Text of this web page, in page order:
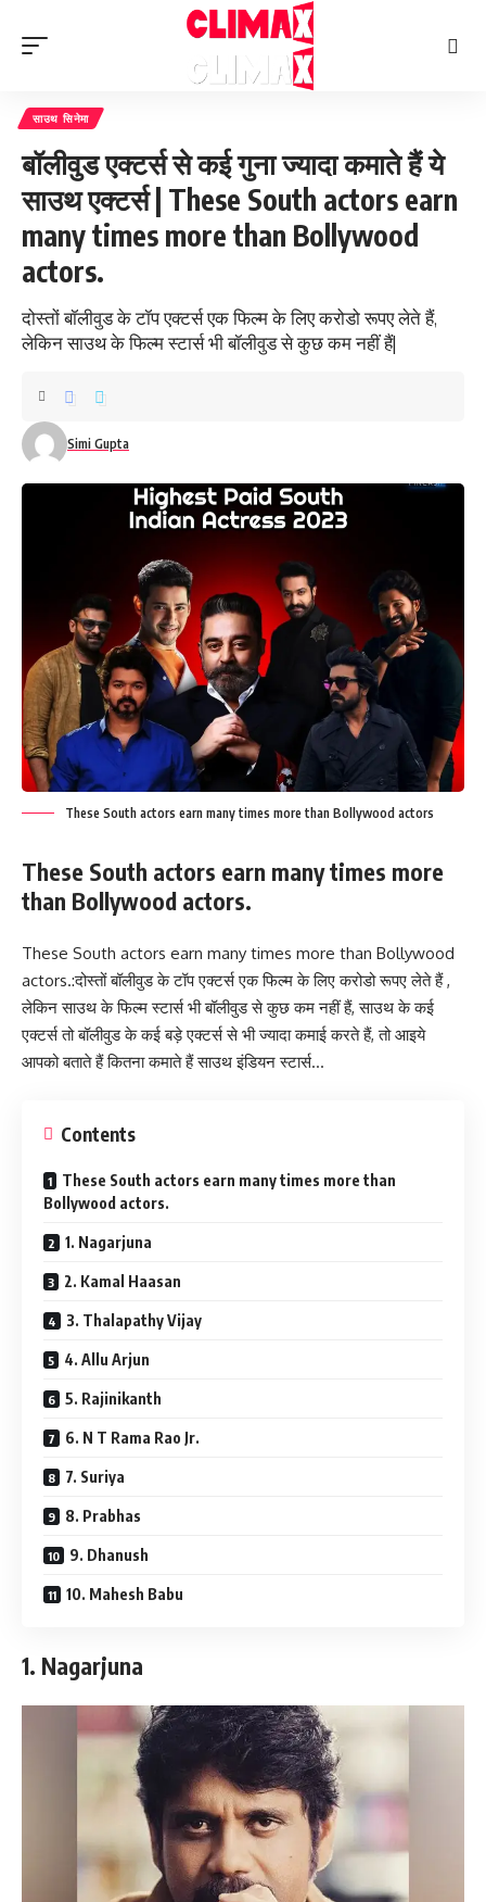
साउथ सिनेमा
बॉलीवुड एक्टर्स से कई गुना ज्यादा कमाते हैं ये
साउथ एक्टर्स | These South actors earn
many times more than Bollywood
actors.
दोस्तों बॉलीवुड के टॉप एक्टर्स एक फिल्म के लिए करोडो रूपए लेते हैं,
लेकिन साउथ के फिल्म स्टार्स भी बॉलीवुड से कुछ कम नहीं हैं|
Simi Gupta
These South actors earn many times more than Bollywood actors
These South actors earn many times more
than Bollywood actors.
These South actors earn many times more than Bollywood
actors.:दोस्तों बॉलीवुड के टॉप एक्टर्स एक फिल्म के लिए करोडो रूपए लेते हैं ,
लेकिन साउथ के फिल्म स्टार्स भी बॉलीवुड से कुछ कम नहीं हैं, साउथ के कई
एक्टर्स तो बॉलीवुड के कई बड़े एक्टर्स से भी ज्यादा कमाई करते हैं, तो आइये
आपको बताते हैं कितना कमाते हैं साउथ इंडियन स्टार्स…
Contents
These South actors earn many times more than
Bollywood actors.
1. Nagarjuna
2. Kamal Haasan
3. Thalapathy Vijay
4. Allu Arjun
5. Rajinikanth
6. N T Rama Rao Jr.
7. Suriya
8. Prabhas
9. Dhanush
10. Mahesh Babu
1. Nagarjuna